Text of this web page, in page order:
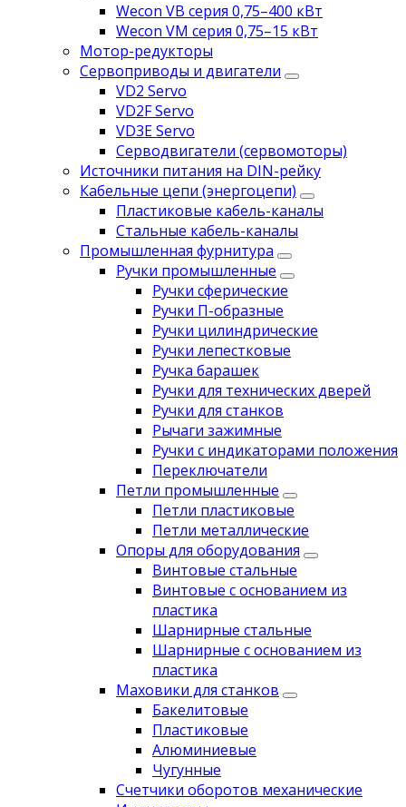
Wecon VB серия 0,75–400 кВт
Wecon VM серия 0,75–15 кВт
Мотор-редукторы
Сервоприводы и двигатели
VD2 Servo
VD2F Servo
VD3E Servo
Серводвигатели (сервомоторы)
Источники питания на DIN-рейку
Кабельные цепи (энергоцепи)
Пластиковые кабель-каналы
Стальные кабель-каналы
Промышленная фурнитура
Ручки промышленные
Ручки сферические
Ручки П-образные
Ручки цилиндрические
Ручки лепестковые
Ручка барашек
Ручки для технических дверей
Ручки для станков
Рычаги зажимные
Ручки с индикаторами положения
Переключатели
Петли промышленные
Петли пластиковые
Петли металлические
Опоры для оборудования
Винтовые стальные
Винтовые с основанием из
пластика
Шарнирные стальные
Шарнирные с основанием из
пластика
Маховики для станков
Бакелитовые
Пластиковые
Алюминиевые
Чугунные
Счетчики оборотов механические